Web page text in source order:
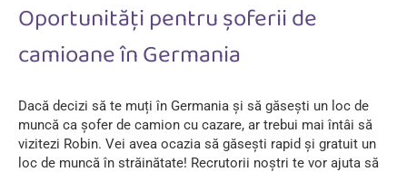
Oportunități pentru șoferii de
camioane în Germania
Dacă decizi să te muți în Germania și să găsești un loc de
muncă ca șofer de camion cu cazare, ar trebui mai întâi să
vizitezi Robin. Vei avea ocazia să găsești rapid și gratuit un
loc de muncă în străinătate! Recrutorii noștri te vor ajuta să